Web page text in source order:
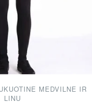
MEDVILNE IR
LINU